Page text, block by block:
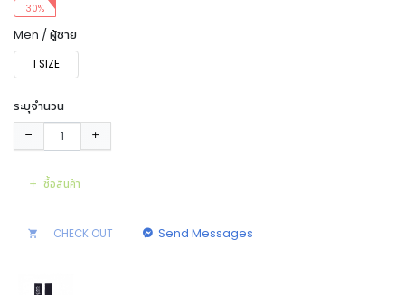
30%
Men / ผู้ชาย
1 SIZE
ระบุจำนวน
ซื้อสินค้า
CHECK OUT Send Messages